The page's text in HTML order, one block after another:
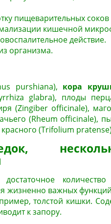
пищеварительных соков
кишечной
действие.
организма.
purshiana), кора
glabra), плоды
(Zingiber officinale),
(Rheum officinale),
(Trifolium
достаточное
жизненно важных
толстой кишки.
к запору.